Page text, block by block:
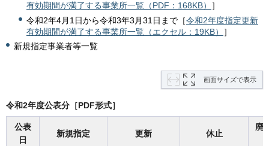
有効期間が満了する事業所一覧（PDF：168KB）
］
令和2年4月1日から令和3年3月31日まで［令和2年度指定更新
有効期間が満了する事業所一覧（エクセル：19KB）
］
新規指定事業者等一覧
画面サイズで表示
令和2年度公表分［PDF形式］
公表
日
新規指定 更新 休止
廃